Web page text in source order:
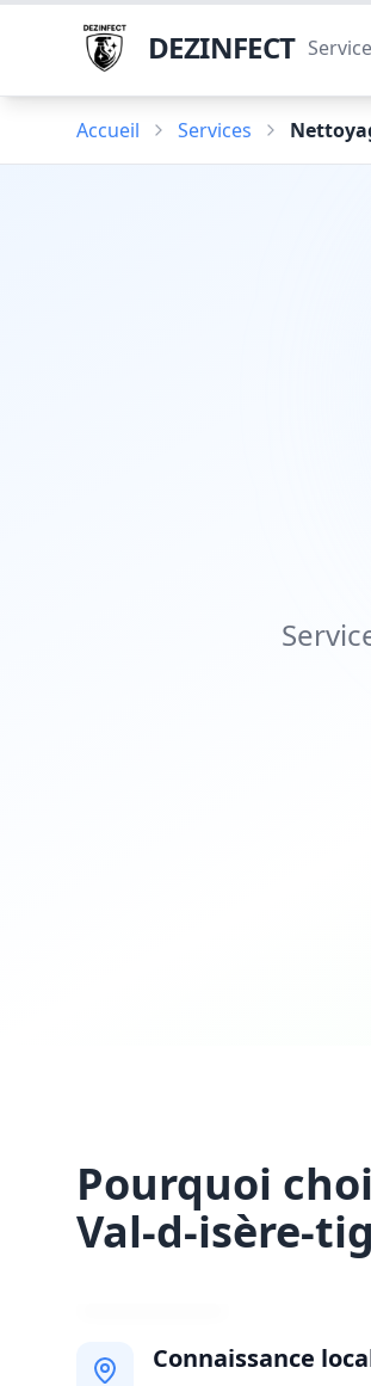
DEZINFECT
Accueil Services
Pourquoi
Val-d-isère-
Connaissance